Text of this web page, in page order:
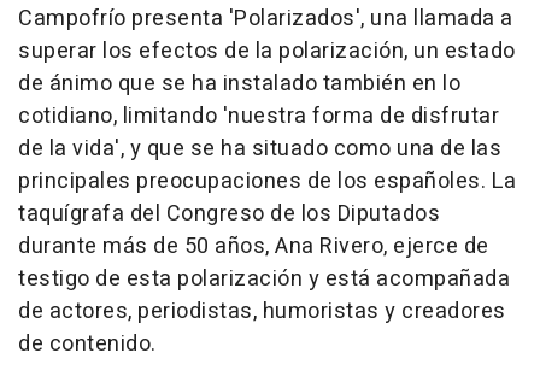
Campofrío presenta 'Polarizados', una llamada a
superar los efectos de la polarización, un estado
de ánimo que se ha instalado también en lo
cotidiano, limitando 'nuestra forma de disfrutar
de la vida', y que se ha situado como una de las
principales preocupaciones de los españoles. La
taquígrafa del Congreso de los Diputados
durante más de 50 años, Ana Rivero, ejerce de
testigo de esta polarización y está acompañada
de actores, periodistas, humoristas y creadores
de contenido.